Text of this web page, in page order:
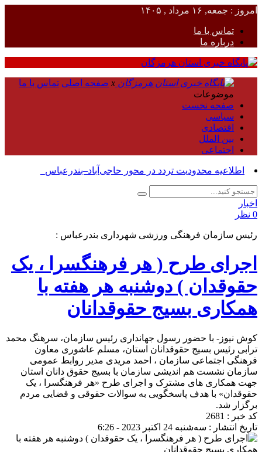
امروز : جمعه, ۱۶ مرداد , ۱۴۰۵
تماس با ما
درباره ما
x صفحه اصلی تماس با ما
موضوعات
صفحه نخست
سیاسی
اقتصادی
بین الملل
اجتماعی
آ_
اخبار
0 نظر
رئیس سازمان فرهنگی ورزشی شهرداری بندرعباس :
اجرای طرح ( هر فرهنگسرا ، یک
حقوقدان ) دوشنبه هر هفته با
همکاری بسیج حقوقدانان
کوش نیوز- با حضور رسول جهانداری رئیس سازمان، سرهنگ محمد
ترابی رئیس بسیج حقوقدانان استان، مسلم عاشوری معاون
فرهنگی اجتماعی سازمان ، احمد مریدی مدیر روابط عمومی
سازمان نشست هم اندیشی سازمان با بسیج حقوق دانان استان
جهت همکاری های مشترک و اجرای طرح «هر فرهنگسرا ، یک
حقوقدان» با هدف پاسخگویی به سوالات حقوقی و قضایی مردم
برگزار شد.
کد خبر : 2681
تاریخ انتشار : سه‌شنبه 24 اکتبر 2023 - 6:26